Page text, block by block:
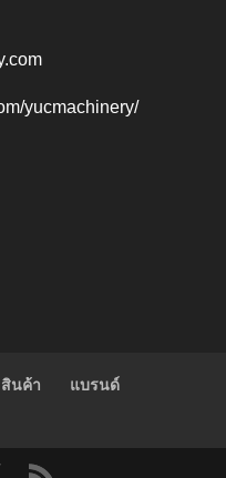
yucmachinery/
สินค้า
แบรนด์